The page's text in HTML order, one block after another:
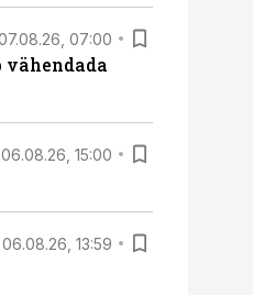
07:00
06.08.26, 15:00
06.08.26, 13:59